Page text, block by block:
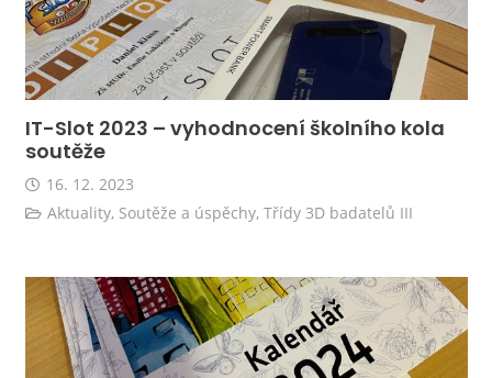
IT-Slot 2023 – vyhodnocení školního kola
soutěže
16. 12. 2023
Aktuality, Soutěže a úspěchy, Třídy 3D badatelů III